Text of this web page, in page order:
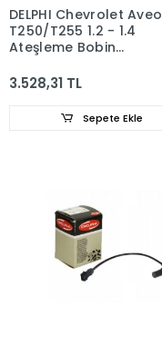
DELPHI Chevrolet Aveo
T250/T255 1.2 - 1.4
Ateşleme Bobin
3.528,31 TL
Sepete Ekle